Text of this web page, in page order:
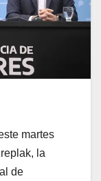
martes
la
de